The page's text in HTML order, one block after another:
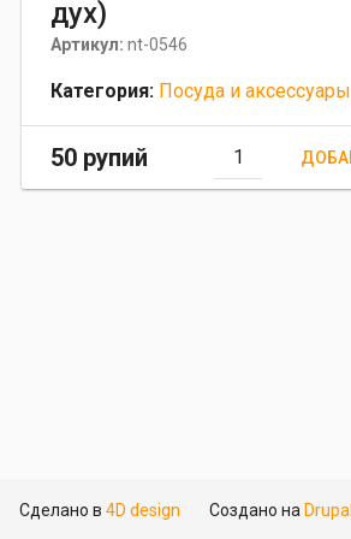
дух)
Артикул: nt-0546
Категория: Посуда и аксессуары
50 рупий
Сделано в 4D design Создано на Drupal